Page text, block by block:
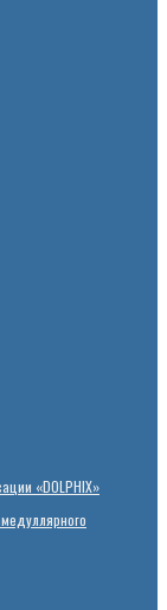
«DOLPHIX»